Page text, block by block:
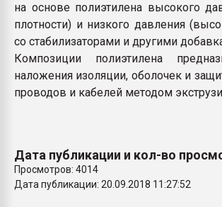
на основе полиэтилена высокого
плотности) и низкого давления
со стабилизаторами и другими
Композиции полиэтилена
наложения изоляции, оболочек и
проводов и кабелей методом
Дата публикации и кол-во
Просмотров: 4014
Дата публикации: 20.09.2018 11:27:52